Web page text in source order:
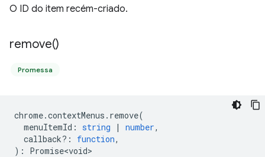
O ID do item recém-criado.
remove()
Promessa
chrome.contextMenus . remove(
menuItemId : string | number,
callback? : function,
) : Promise<void>